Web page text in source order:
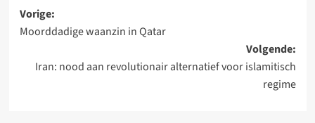
Bericht
navigatie
Vorige:
Moorddadige waanzin in Qatar
Volgende:
Iran: nood aan revolutionair alternatief voor islamitisch
regime